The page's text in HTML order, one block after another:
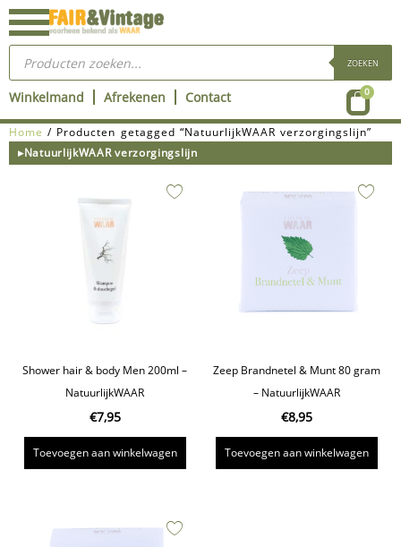
Ga
naar
inhoud
Producten
zoeken ZOEKEN
Winkelmand Afrekenen Contact 0
Home / Producten getagged “NatuurlijkWAAR verzorgingslijn”
▸NatuurlijkWAAR verzorgingslijn
Shower hair & body Men 200ml –
NatuurlijkWAAR
€7,95
Toevoegen aan winkelwagen
Zeep Brandnetel & Munt 80 gram
– NatuurlijkWAAR
€8,95
Toevoegen aan winkelwagen